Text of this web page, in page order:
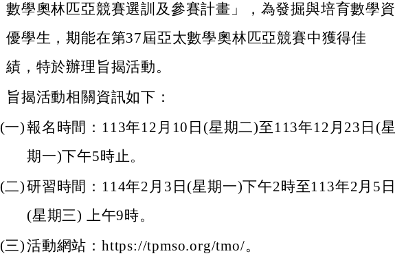
數學奧林匹亞競賽選訓及參賽計畫」，為發掘與培育數學資
優學生，期能在第37屆亞太數學奧林匹亞競賽中獲得佳
績，特於辦理旨揭活動。
旨揭活動相關資訊如下：
(一)報名時間：113年12月10日(星期二)至113年12月23日(星
期一)下午5時止。
(二)研習時間：114年2月3日(星期一)下午2時至113年2月5日
(星期三) 上午9時。
(三)活動網站：https://tpmso.org/tmo/。